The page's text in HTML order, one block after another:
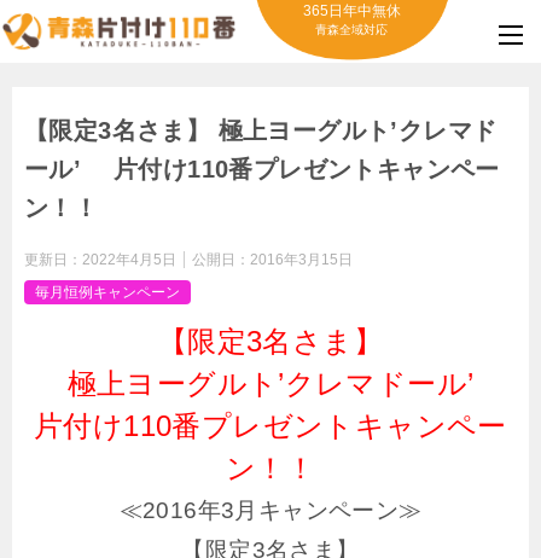
365日年中無休
青森全域対応
【限定3名さま】 極上ヨーグルト’クレマド
ール’ 片付け110番プレゼントキャンペー
ン！！
更新日： 2022年4月5日 公開日： 2016年3月15日
毎月恒例キャンペーン
【限定3名さま】
極上ヨーグルト’クレマドール’
片付け110番プレゼントキャンペー
ン！！
≪2016年3月キャンペーン≫
【限定3名さま】